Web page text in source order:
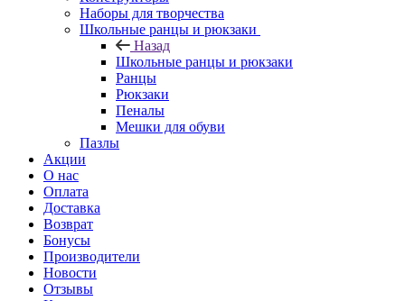
Наборы для творчества
Школьные ранцы и рюкзаки
Назад
Школьные ранцы и рюкзаки
Ранцы
Рюкзаки
Пеналы
Мешки для обуви
Пазлы
Акции
О нас
Оплата
Доставка
Возврат
Бонусы
Производители
Новости
Отзывы